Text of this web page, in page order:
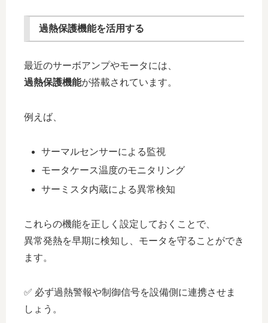
過熱保護機能を活用する
最近のサーボアンプやモータには、
過熱保護機能が搭載されています。
例えば、
サーマルセンサーによる監視
モータケース温度のモニタリング
サーミスタ内蔵による異常検知
これらの機能を正しく設定しておくことで、
異常発熱を早期に検知し、モータを守ることができ
ます。
✅ 必ず過熱警報や制御信号を設備側に連携させま
しょう。